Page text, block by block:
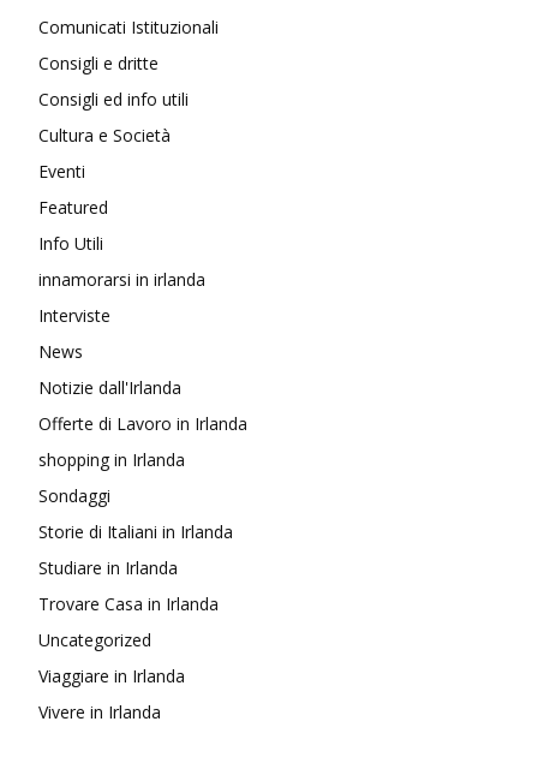
Comunicati Istituzionali
Consigli e dritte
Consigli ed info utili
Cultura e Società
Eventi
Featured
Info Utili
innamorarsi in irlanda
Interviste
News
Notizie dall'Irlanda
Offerte di Lavoro in Irlanda
shopping in Irlanda
Sondaggi
Storie di Italiani in Irlanda
Studiare in Irlanda
Trovare Casa in Irlanda
Uncategorized
Viaggiare in Irlanda
Vivere in Irlanda